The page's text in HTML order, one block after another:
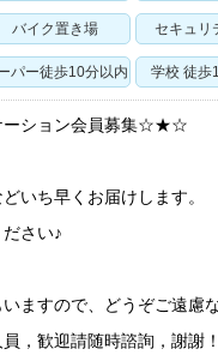
バイク置き場 セキュリ
パー徒歩10分以内 学校 徒歩
ション会員募集☆★☆
いち早くお届けします。
さい♪
ますので、どうぞご遠慮
，歓迎請随時諮詢，謝謝！